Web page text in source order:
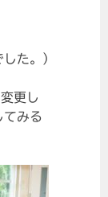
た。）
更し
てみる